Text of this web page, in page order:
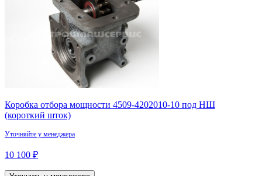
Коробка отбора мощности 4509-4202010-10 под НШ
(короткий шток)
Уточняйте у менеджера
10 100 ₽